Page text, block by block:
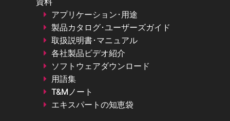
アプリケーション･用途
製品カタログ･ユーザーズガイド
取扱説明書･マニュアル
各社製品ビデオ紹介
ソフトウェアダウンロード
用語集
T&Mノート
エキスパートの知恵袋